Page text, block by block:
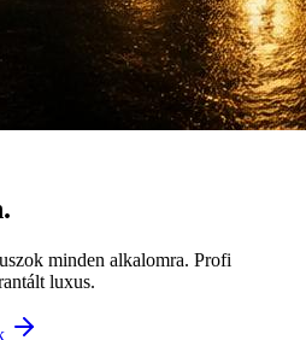
minden alkalomra. Profi
luxus.